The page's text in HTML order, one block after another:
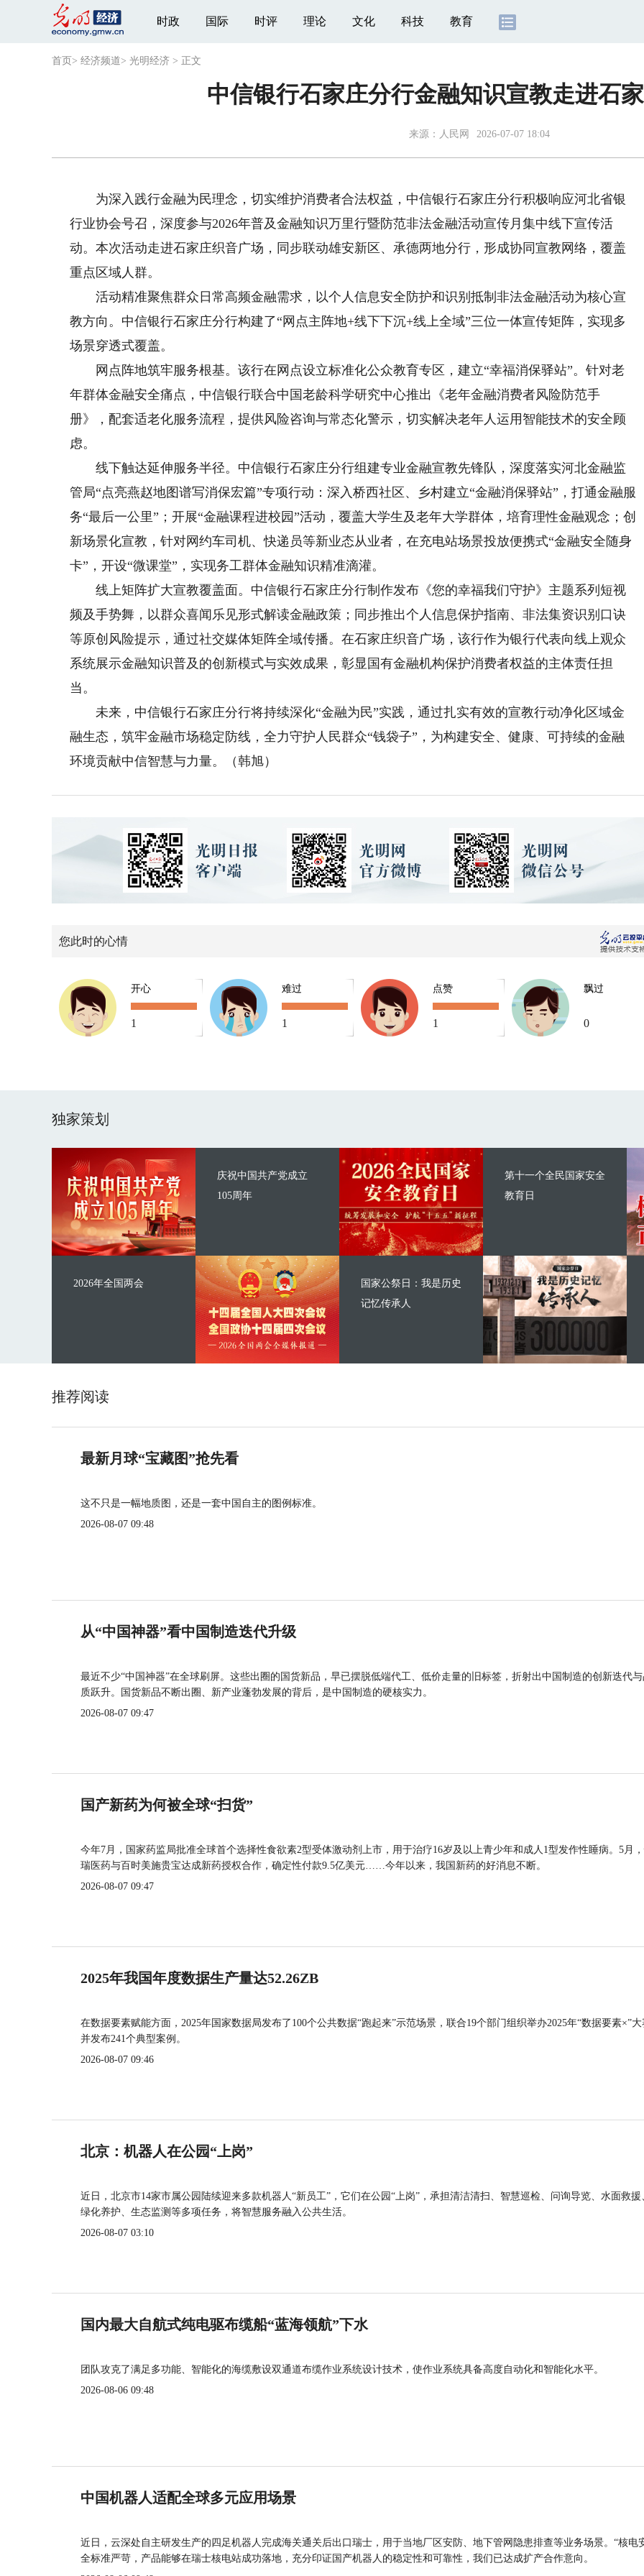
时政 国际 时评 理论 文化 科技 教育
首页 > 经济频道> 光明经济 > 正文
中信银行石家庄分行金融知识宣教走进石
来源： 人民网 2026-07-07 18:04
为深入践行金融为民理念，切实维护消费者合法权益，中信银行石家庄分行积极响应河北省银
行业协会号召，深度参与2026年普及金融知识万里行暨防范非法金融活动宣传月集中线下宣传活
动。本次活动走进石家庄织音广场，同步联动雄安新区、承德两地分行，形成协同宣教网络，覆盖
重点区域人群。
活动精准聚焦群众日常高频金融需求，以个人信息安全防护和识别抵制非法金融活动为核心宣
教方向。中信银行石家庄分行构建了“网点主阵地+线下下沉+线上全域”三位一体宣传矩阵，实现多
场景穿透式覆盖。
网点阵地筑牢服务根基。该行在网点设立标准化公众教育专区，建立“幸福消保驿站”。针对老
年群体金融安全痛点，中信银行联合中国老龄科学研究中心推出《老年金融消费者风险防范手
册》，配套适老化服务流程，提供风险咨询与常态化警示，切实解决老年人运用智能技术的安全顾
虑。
线下触达延伸服务半径。中信银行石家庄分行组建专业金融宣教先锋队，深度落实河北金融监
管局“点亮燕赵地图谱写消保宏篇”专项行动：深入桥西社区、乡村建立“金融消保驿站”，打通金融服
务“最后一公里”；开展“金融课程进校园”活动，覆盖大学生及老年大学群体，培育理性金融观念；创
新场景化宣教，针对网约车司机、快递员等新业态从业者，在充电站场景投放便携式“金融安全随身
卡”，开设“微课堂”，实现务工群体金融知识精准滴灌。
线上矩阵扩大宣教覆盖面。中信银行石家庄分行制作发布《您的幸福我们守护》主题系列短视
频及手势舞，以群众喜闻乐见形式解读金融政策；同步推出个人信息保护指南、非法集资识别口诀
等原创风险提示，通过社交媒体矩阵全域传播。在石家庄织音广场，该行作为银行代表向线上观众
系统展示金融知识普及的创新模式与实效成果，彰显国有金融机构保护消费者权益的主体责任担
当。
未来，中信银行石家庄分行将持续深化“金融为民”实践，通过扎实有效的宣教行动净化区域金
融生态，筑牢金融市场稳定防线，全力守护人民群众“钱袋子”，为构建安全、健康、可持续的金融
环境贡献中信智慧与力量。（韩旭）
您此时的心情
开心
1
难过
1
点赞
1
飘过
0
独家策划
庆祝中国共产党成立
105周年
2026年全国两会
第十一个全民国家安全
教育日
国家公祭日：我是历史
记忆传承人
推荐阅读
最新月球“宝藏图”抢先看
这不只是一幅地质图，还是一套中国自主的图例标准。
2026-08-07 09:48
从“中国神器”看中国制造迭代升级
最近不少“中国神器”在全球刷屏。这些出圈的国货新品，早已摆脱低端代工、低价走量的旧标签，折射出中国制造的创新迭代
质跃升。国货新品不断出圈、新产业蓬勃发展的背后，是中国制造的硬核实力。
2026-08-07 09:47
国产新药为何被全球“扫货”
今年7月，国家药监局批准全球首个选择性食欲素2型受体激动剂上市，用于治疗16岁及以上青少年和成人1型发作性睡病。5月
瑞医药与百时美施贵宝达成新药授权合作，确定性付款9.5亿美元……今年以来，我国新药的好消息不断。
2026-08-07 09:47
2025年我国年度数据生产量达52.26ZB
在数据要素赋能方面，2025年国家数据局发布了100个公共数据“跑起来”示范场景，联合19个部门组织举办2025年“数据要素×”大
并发布241个典型案例。
2026-08-07 09:46
北京：机器人在公园“上岗”
近日，北京市14家市属公园陆续迎来多款机器人“新员工”，它们在公园“上岗”，承担清洁清扫、智慧巡检、问询导览、水面救援
绿化养护、生态监测等多项任务，将智慧服务融入公共生活。
2026-08-07 03:10
国内最大自航式纯电驱布缆船“蓝海领航”下水
团队攻克了满足多功能、智能化的海缆敷设双通道布缆作业系统设计技术，使作业系统具备高度自动化和智能化水平。
2026-08-06 09:48
中国机器人适配全球多元应用场景
近日，云深处自主研发生产的四足机器人完成海关通关后出口瑞士，用于当地厂区安防、地下管网隐患排查等业务场景。“核电
全标准严苛，产品能够在瑞士核电站成功落地，充分印证国产机器人的稳定性和可靠性，我们已达成扩产合作意向。